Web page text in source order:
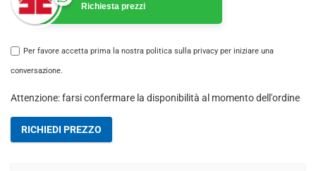
Richiesta prezzi
Per favore accetta prima la nostra politica sulla privacy per iniziare una
conversazione.
Attenzione: farsi confermare la disponibilità al momento dell'ordine
RICHIEDI PREZZO